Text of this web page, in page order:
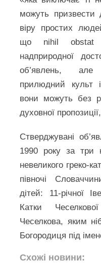
можуть призвести
віру простих
що nihil obstat
надприродної
об’явлень,
прилюдний культ
вони можуть без
духовної
Стверджувані
1990 року за три
невеликого греко-
півночі
дітей: 11-річної
Катки
Чеселкова, яким
Богородиця під
Схожі новини: